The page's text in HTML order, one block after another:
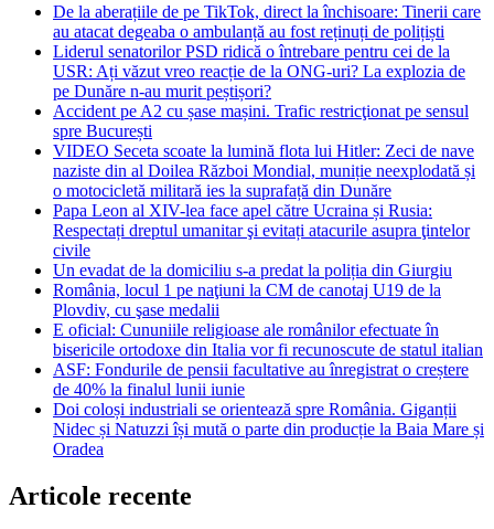
De la aberațiile de pe TikTok, direct la închisoare: Tinerii care
au atacat degeaba o ambulanță au fost reținuți de polițiști
Liderul senatorilor PSD ridică o întrebare pentru cei de la
USR: Ați văzut vreo reacție de la ONG-uri? La explozia de
pe Dunăre n-au murit peștișori?
Accident pe A2 cu șase mașini. Trafic restricţionat pe sensul
spre București
VIDEO Seceta scoate la lumină flota lui Hitler: Zeci de nave
naziste din al Doilea Război Mondial, muniție neexplodată și
o motocicletă militară ies la suprafață din Dunăre
Papa Leon al XIV-lea face apel către Ucraina și Rusia:
Respectați dreptul umanitar şi evitați atacurile asupra ţintelor
civile
Un evadat de la domiciliu s-a predat la poliția din Giurgiu
România, locul 1 pe naţiuni la CM de canotaj U19 de la
Plovdiv, cu şase medalii
E oficial: Cununiile religioase ale românilor efectuate în
bisericile ortodoxe din Italia vor fi recunoscute de statul italian
ASF: Fondurile de pensii facultative au înregistrat o creștere
de 40% la finalul lunii iunie
Doi coloși industriali se orientează spre România. Giganții
Nidec și Natuzzi își mută o parte din producție la Baia Mare și
Oradea
Articole recente